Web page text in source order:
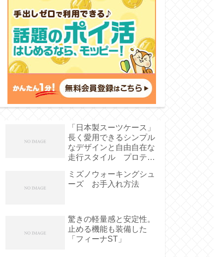
「日本製スーツケース」
長く愛用できるシンプル
なデザインと自由自在な
走行スタイル プロテ
ミズノウォーキングシュ
ーズ お手入れ方法
驚きの軽量感と安定性。
止める機能も装備した
「フィーナST」